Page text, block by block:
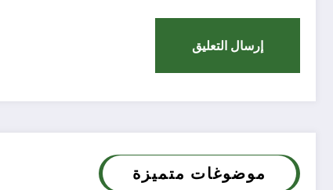
موضوغات متميزة